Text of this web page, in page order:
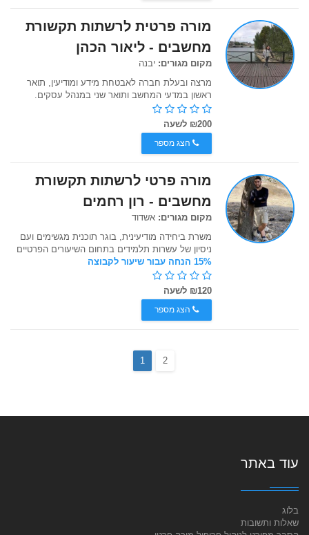
מורה פרטית לרשתות תקשורת
מחשבים - ליאור הכהן
מקום מגורים: יבנה
מרצה ובעלת חברה לאבטחת מידע ומודיעין, תואר
ראשון במדעי המחשב ותואר שני במנהל עסקים.
₪200 לשעה
הצג מספר
מורה פרטי לרשתות תקשורת
מחשבים - ‫רון רחמים‬‎
מקום מגורים: אשדוד
משרת ביחידה מודיעינית, בוגר תוכנית מגשימים ועם
ניסיון של עשרות תלמידים בתחום השיעורים הפרטיים
15% הנחה עבור שיעור לקבוצה
₪120 לשעה
הצג מספר
1 2
עוד באתר
בלוג
שאלות ותשובות